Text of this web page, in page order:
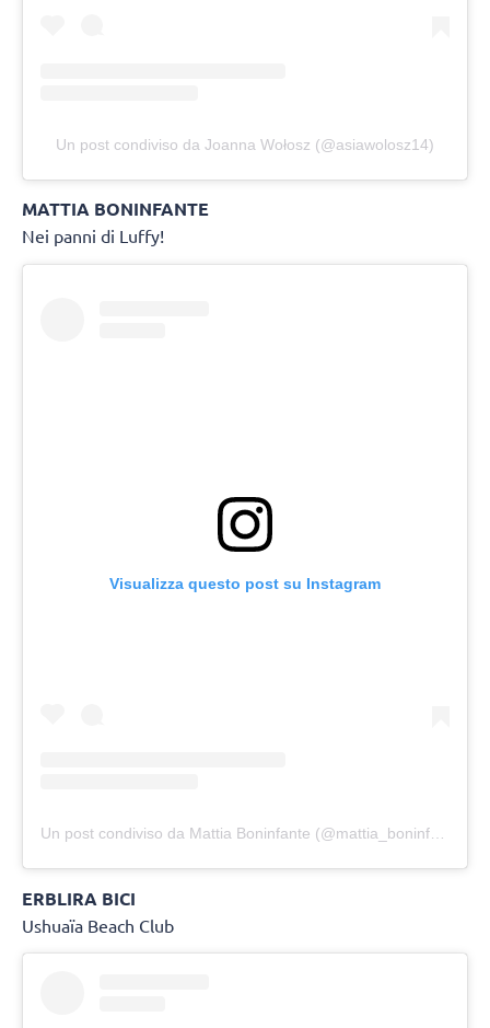
Un post condiviso da Joanna Wołosz (@asiawolosz14)
MATTIA BONINFANTE
Nei panni di Luffy!
Visualizza questo post su Instagram
Un post condiviso da Mattia Boninfante (@mattia_boninfante)
ERBLIRA BICI
Ushuaïa Beach Club